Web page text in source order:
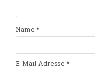
Name *
E-Mail-Adresse *